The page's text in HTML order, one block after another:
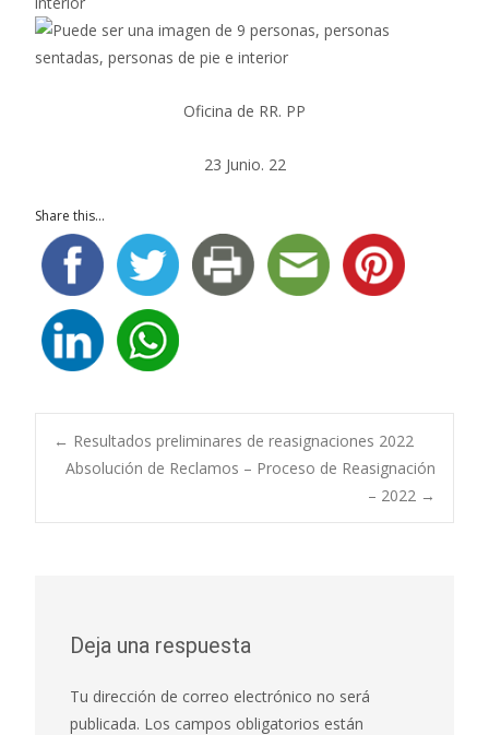
Oficina de RR. PP
23 Junio. 22
Share this...
Navegación
de
← Resultados preliminares de reasignaciones 2022
Absolución de Reclamos – Proceso de Reasignación
– 2022 →
Deja una respuesta
Tu dirección de correo electrónico no será
publicada. Los campos obligatorios están